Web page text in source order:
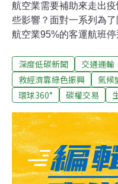
航空業需要補助來走出
些影響？面對一系列為
航空業95%的客運航班
最近幾週，不論是各家
紛發出求救。但緊接著，
會正義倡導人士的譴責，
一步拖延應對氣候變遷
無論給航空公司提供何
件。這些組織有美國環
Fund）、總部位於布魯
（Transport &
（Institute for Public
深度低碳新聞 交通運輸
救經濟靠綠色振興
氣候
環球360°
碳權交易